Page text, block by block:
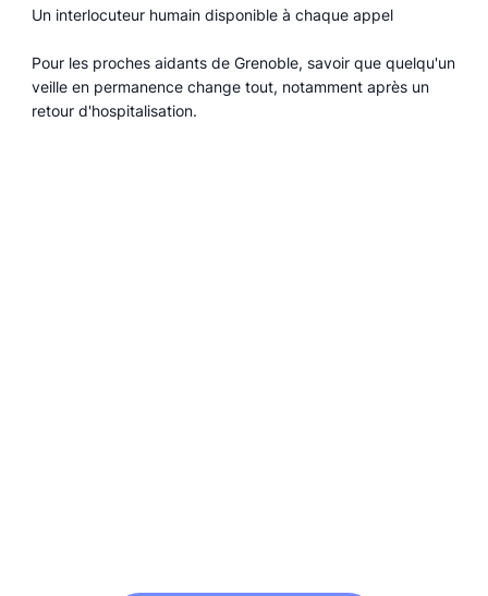
Un interlocuteur humain disponible à chaque appel
Pour les proches aidants de Grenoble, savoir que quelqu'un
veille en permanence change tout, notamment après un
retour d'hospitalisation.